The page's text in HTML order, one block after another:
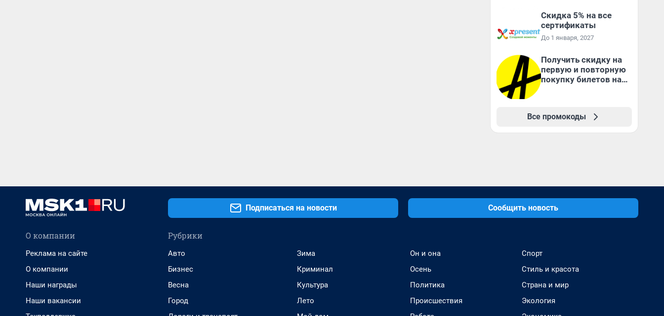
Скидка 5% на все
сертификаты
До 1 января, 2027
Получить скидку на
первую и повторную
покупку билетов на
Все промокоды
Подписаться на новости Сообщить новость
О компании
Реклама на сайте
О компании
Наши награды
Наши вакансии
Рубрики
Авто
Бизнес
Весна
Город
Зима
Криминал
Культура
Лето
Он и она
Осень
Политика
Происшествия
Спорт
Стиль и красота
Страна и мир
Экология